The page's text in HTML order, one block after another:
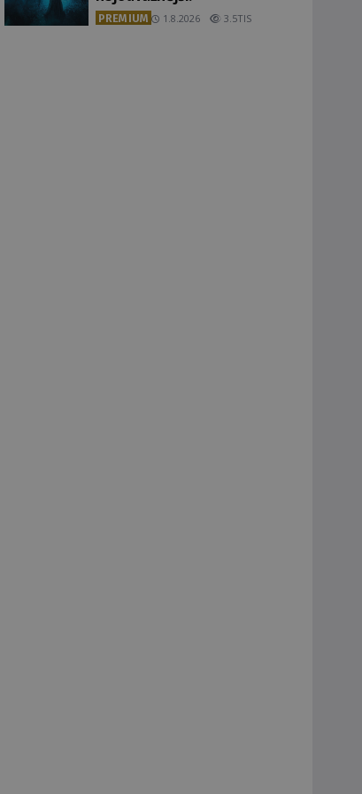
PREMIUM 1.8.2026 3.5TIS